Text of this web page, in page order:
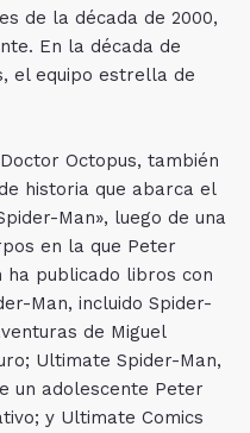
de la década de 2000,
En la década de
el equipo estrella de
Octopus, también
historia que abarca el
Man», luego de una
en la que Peter
publicado libros con
Man, incluido Spider-
de Miguel
Ultimate Spider-Man,
un adolescente Peter
y Ultimate Comics